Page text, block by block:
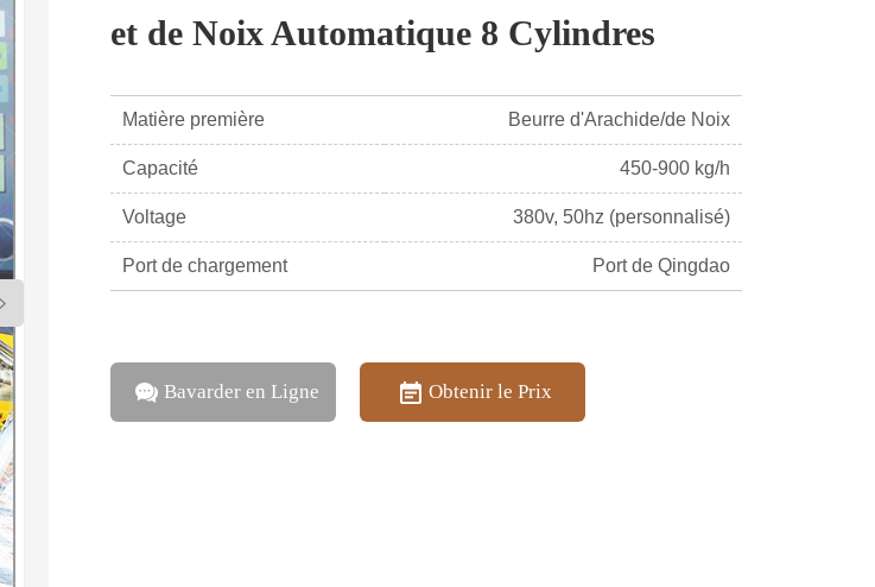
et de Noix Automatique 8 Cylindres
Matière première Beurre d'Arachide/de Noix
Capacité 450-900 kg/h
Voltage 380v, 50hz (personnalisé)
Port de chargement Port de Qingdao
Bavarder en Ligne Obtenir le Prix